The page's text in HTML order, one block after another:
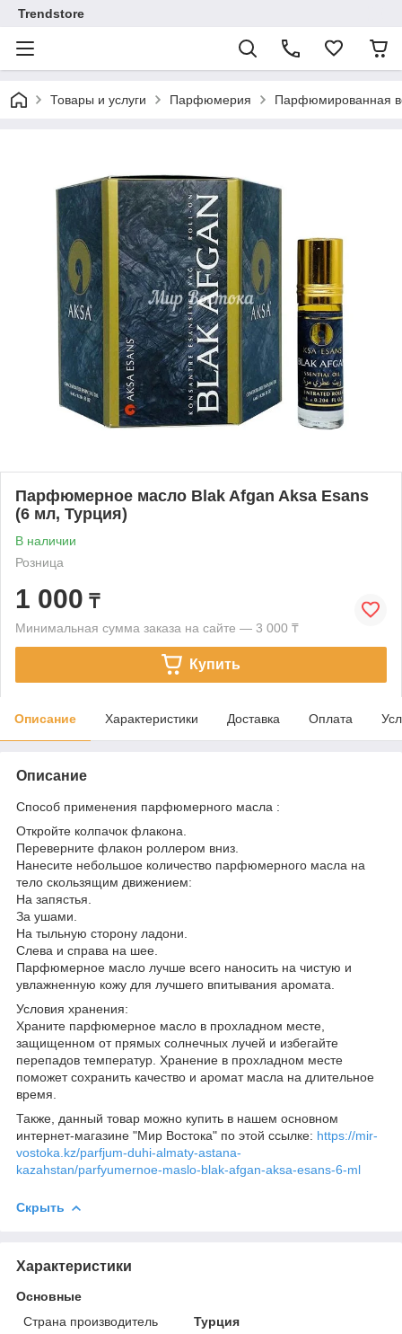
Trendstore
Товары и услуги Парфюмерия Парфюмированная
Парфюмерное масло Blak Afgan Aksa Esans
(6 мл, Турция)
В наличии
Розница
1 000 ₸
Минимальная сумма заказа на сайте — 3 000 ₸
Купить
Описание Характеристики Доставка Оплата
Описание
Способ применения парфюмерного масла :
Откройте колпачок флакона.
Переверните флакон роллером вниз.
Нанесите небольшое количество парфюмерного масла на
тело скользящим движением:
На запястья.
За ушами.
На тыльную сторону ладони.
Слева и справа на шее.
Парфюмерное масло лучше всего наносить на чистую и
увлажненную кожу для лучшего впитывания аромата.
Условия хранения:
Храните парфюмерное масло в прохладном месте,
защищенном от прямых солнечных лучей и избегайте
перепадов температур. Хранение в прохладном месте
поможет сохранить качество и аромат масла на длительное
время.
Также, данный товар можно купить в нашем основном
интернет-магазине "Мир Востока" по этой ссылке: https://mir-
vostoka.kz/parfjum-duhi-almaty-astana-
kazahstan/parfyumernoe-maslo-blak-afgan-aksa-esans-6-ml
Скрыть
Характеристики
Основные
Страна производитель
Турция